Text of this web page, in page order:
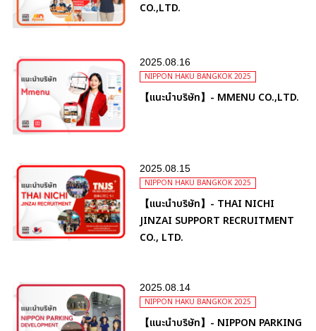
CO.,LTD.
2025.08.16
NIPPON HAKU BANGKOK 2025
【แนะนำบริษัท】- MMENU CO.,LTD.
2025.08.15
NIPPON HAKU BANGKOK 2025
【แนะนำบริษัท】- THAI NICHI
JINZAI SUPPORT RECRUITMENT
CO., LTD.
2025.08.14
NIPPON HAKU BANGKOK 2025
【แนะนำบริษัท】- NIPPON PARKING